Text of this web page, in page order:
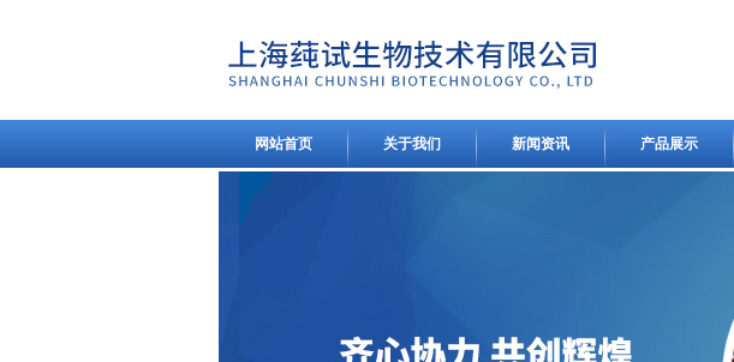
网站首页 关于我们 新闻资讯 产品展示